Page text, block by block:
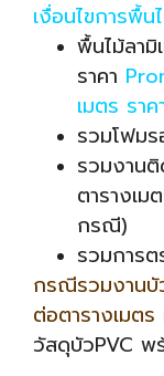
เงื่อนไขการพื้
พื้นไม้ลามิ
ราคา
เมตร รา
รวมโฟม
รวมงาน
ตารางเม
กรณี)
รวมการ
กรณีรวมงานบั
ต่อตารางเมตร
วัสดุบัวPVC